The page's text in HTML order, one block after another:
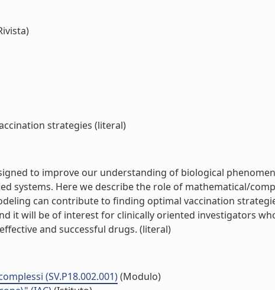
strategies (literal)
to improve our understanding of biological
systems. Here we describe the role of mathematical/
can contribute to finding optimal vaccination
it will be of interest for clinically oriented investigators
and successful drugs. (literal)
(SV.P18.002.001)(Modulo)